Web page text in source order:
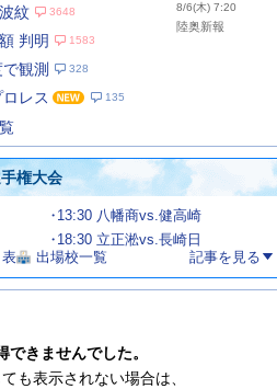
紋
3648
判明 1583
観測 328
レス 135
8/6(木) 7:20
陸奥新報
権大会
13:30 八幡商vs.健高崎
18:30 立正淞vs.長崎日
表 出場校一覧 記事を見る
できませんでした。
も表示されない場合は、